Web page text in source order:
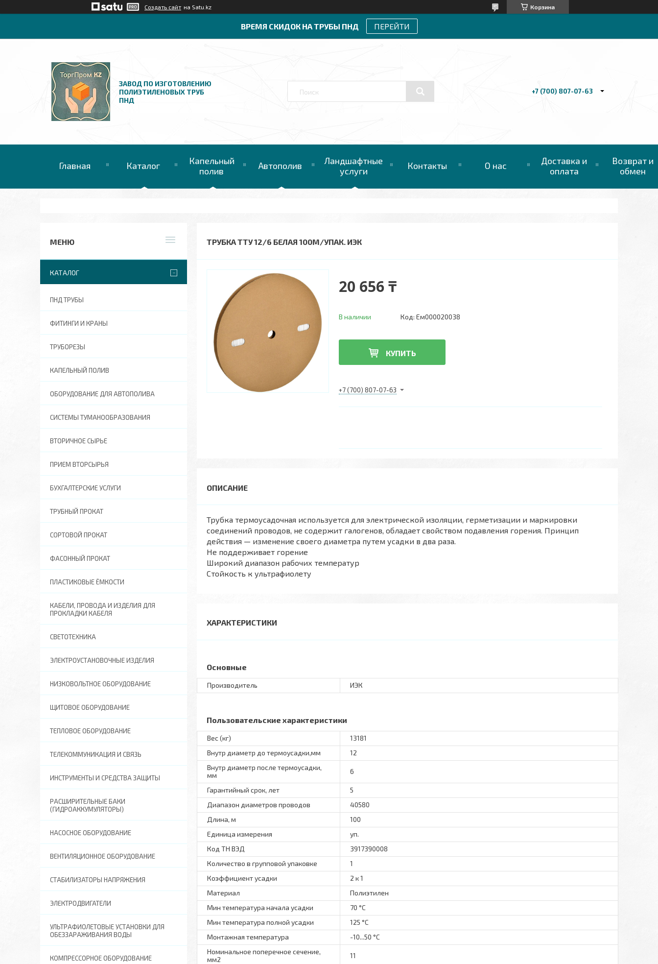
Создать сайт на Satu.kz Корзина
ВРЕМЯ СКИДОК НА ТРУБЫ ПНД ПЕРЕЙТИ
ЗАВОД ПО ИЗГОТОВЛЕНИЮ
ПОЛИЭТИЛЕНОВЫХ ТРУБ
ПНД
+7 (700) 807-07-63
Главная Каталог
Капельный
полив
Автополив
Ландшафтные
услуги
Контакты О нас
Доставка и
оплата
Возврат и
обмен
ТРУБКА ТТУ 12/6 БЕЛАЯ 100М/УПАК. ИЭК
20 656 ₸
В наличии Код: Ем000020038
КУПИТЬ
+7 (700) 807-07-63
Трубка термоусадочная используется для электрической изоляции, герметизации и маркировки
соединений проводов, не содержит галогенов, обладает свойством подавления горения. Принцип
действия — изменение своего диаметра путем усадки в два раза.
Не поддерживает горение
Широкий диапазон рабочих температур
Стойкость к ультрафиолету
ХАРАКТЕРИСТИКИ
Основные
Производитель ИЭК
Пользовательские характеристики
Вес (кг)
13181
Внутр диаметр до термоусадки,мм
12
Внутр диаметр после термоусадки,
мм
6
Гарантийный срок, лет
5
Диапазон диаметров проводов
40580
Длина, м
100
Единица измерения
уп.
Код ТН ВЭД
3917390008
Количество в групповой упаковке
1
Коэффициент усадки
2 к 1
Материал
Полиэтилен
Мин температура начала усадки
70 °C
Мин температура полной усадки
125 °C
Монтажная температура
-10...50 °C
Номинальное поперечное сечение,
мм2
11
КАТАЛОГ
ПНД ТРУБЫ
ФИТИНГИ И КРАНЫ
ТРУБОРЕЗЫ
КАПЕЛЬНЫЙ ПОЛИВ
ОБОРУДОВАНИЕ ДЛЯ АВТОПОЛИВА
СИСТЕМЫ ТУМАНООБРАЗОВАНИЯ
ВТОРИЧНОЕ СЫРЬЕ
ПРИЕМ ВТОРСЫРЬЯ
БУХГАЛТЕРСКИЕ УСЛУГИ
ТРУБНЫЙ ПРОКАТ
СОРТОВОЙ ПРОКАТ
ФАСОННЫЙ ПРОКАТ
ПЛАСТИКОВЫЕ ЁМКОСТИ
КАБЕЛИ, ПРОВОДА И ИЗДЕЛИЯ ДЛЯ
ПРОКЛАДКИ КАБЕЛЯ
СВЕТОТЕХНИКА
ЭЛЕКТРОУСТАНОВОЧНЫЕ ИЗДЕЛИЯ
НИЗКОВОЛЬТНОЕ ОБОРУДОВАНИЕ
ЩИТОВОЕ ОБОРУДОВАНИЕ
ТЕПЛОВОЕ ОБОРУДОВАНИЕ
ТЕЛЕКОММУНИКАЦИЯ И СВЯЗЬ
ИНСТРУМЕНТЫ И СРЕДСТВА ЗАЩИТЫ
РАСШИРИТЕЛЬНЫЕ БАКИ
(ГИДРОАККУМУЛЯТОРЫ)
НАСОСНОЕ ОБОРУДОВАНИЕ
ВЕНТИЛЯЦИОННОЕ ОБОРУДОВАНИЕ
СТАБИЛИЗАТОРЫ НАПРЯЖЕНИЯ
ЭЛЕКТРОДВИГАТЕЛИ
УЛЬТРАФИОЛЕТОВЫЕ УСТАНОВКИ ДЛЯ
ОБЕЗЗАРАЖИВАНИЯ ВОДЫ
КОМПРЕССОРНОЕ ОБОРУДОВАНИЕ